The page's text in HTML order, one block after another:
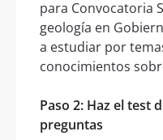
para Convocatoria
geología en
a estudiar por
conocimientos
Paso 2: Haz el test
preguntas